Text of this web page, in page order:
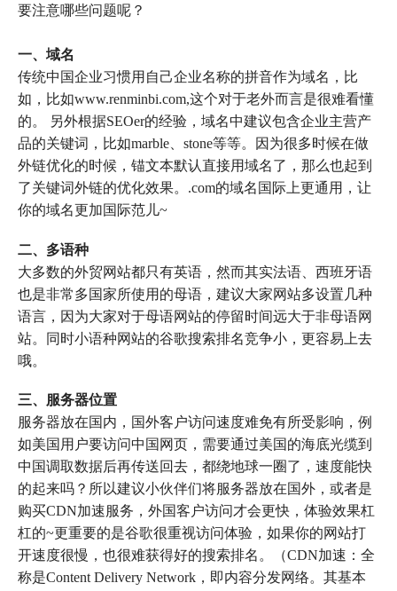
要注意哪些问题呢？
一、域名
传统中国企业习惯用自己企业名称的拼音作为域名，比
如，比如www.renminbi.com,这个对于老外而言是很难看懂
的。 另外根据SEOer的经验，域名中建议包含企业主营产
品的关键词，比如marble、stone等等。因为很多时候在做
外链优化的时候，锚文本默认直接用域名了，那么也起到
了关键词外链的优化效果。.com的域名国际上更通用，让
你的域名更加国际范儿~
二、多语种
大多数的外贸网站都只有英语，然而其实法语、西班牙语
也是非常多国家所使用的母语，建议大家网站多设置几种
语言，因为大家对于母语网站的停留时间远大于非母语网
站。同时小语种网站的谷歌搜索排名竞争小，更容易上去
哦。
三、服务器位置
服务器放在国内，国外客户访问速度难免有所受影响，例
如美国用户要访问中国网页，需要通过美国的海底光缆到
中国调取数据后再传送回去，都绕地球一圈了，速度能快
的起来吗？所以建议小伙伴们将服务器放在国外，或者是
购买CDN加速服务，外国客户访问才会更快，体验效果杠
杠的~更重要的是谷歌很重视访问体验，如果你的网站打
开速度很慢，也很难获得好的搜索排名。（CDN加速：全
称是Content Delivery Network，即内容分发网络。其基本